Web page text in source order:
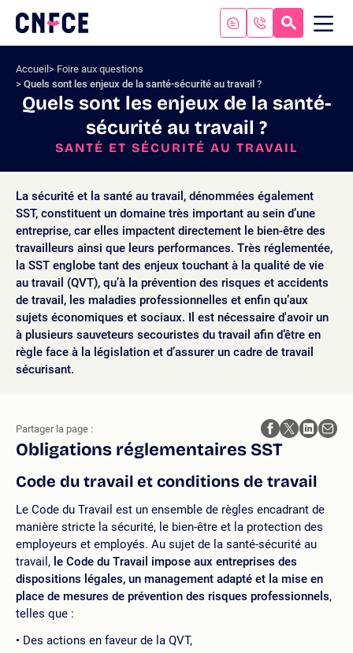
contenu
menu
Aller
Logo
site
Accueil
Foire aux questions
Quels sont les enjeux de la santé-sécurité au travail ?
Quels sont les enjeux de la santé-
sécurité au travail ?
SANTÉ ET SÉCURITÉ AU TRAVAIL
La sécurité et la santé au travail, dénommées également
SST, constituent un domaine très important au sein d’une
entreprise, car elles impactent directement le bien-être des
travailleurs ainsi que leurs performances. Très réglementée,
la SST englobe tant des enjeux touchant à la qualité de vie
au travail (QVT), qu’à la prévention des risques et accidents
de travail, les maladies professionnelles et enfin qu’aux
sujets économiques et sociaux. Il est nécessaire d'avoir un
à plusieurs sauveteurs secouristes du travail afin d’être en
règle face à la législation et d’assurer un cadre de travail
sécurisant.
Obligations réglementaires SST
Code du travail et conditions de travail
Le Code du Travail est un ensemble de règles encadrant de
manière stricte la sécurité, le bien-être et la protection des
employeurs et employés. Au sujet de la santé-sécurité au
travail, le Code du Travail impose aux entreprises des
dispositions légales, un management adapté et la mise en
place de mesures de prévention des risques professionnels,
telles que :
Des actions en faveur de la QVT,
Partager la page :